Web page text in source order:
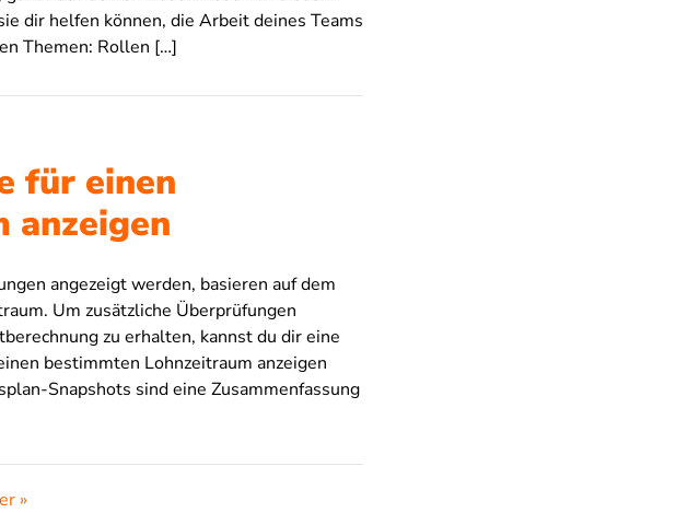
dir helfen können, die Arbeit deines Teams
Themen: Rollen […]
für einen
anzeigen
angezeigt werden, basieren auf dem
Um zusätzliche Überprüfungen
zu erhalten, kannst du dir eine
bestimmten Lohnzeitraum anzeigen
Snapshots sind eine Zusammenfassung
»